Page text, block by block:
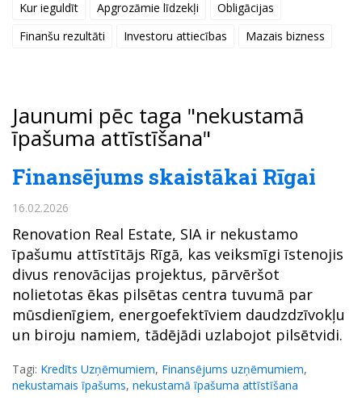
Jaunumi pēc taga "nekustamā
īpašuma attīstīšana"
Finansējums skaistākai Rīgai
16.02.2026
Renovation Real Estate, SIA ir nekustamo
īpašumu attīstītājs Rīgā, kas veiksmīgi īstenojis
divus renovācijas projektus, pārvēršot
nolietotas ēkas pilsētas centra tuvumā par
mūsdienīgiem, energoefektīviem daudzdzīvokļu
un biroju namiem, tādējādi uzlabojot pilsētvidi.​
Tagi: Kredīts Uzņēmumiem, Finansējums uzņēmumiem,
nekustamais īpašums, nekustamā īpašuma attīstīšana
Kur ieguldīt
Apgrozāmie līdzekļi
Obligācijas
Finanšu rezultāti
Investoru attiecības Mazais bizness